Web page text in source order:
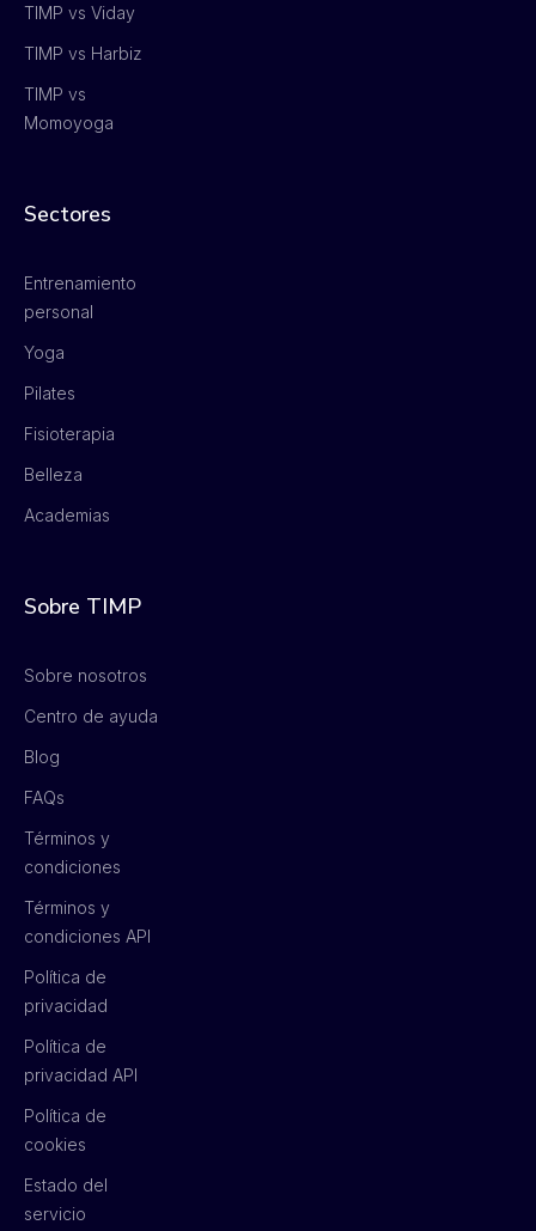
TIMP vs Viday
TIMP vs Harbiz
TIMP vs
Momoyoga
Sectores
Entrenamiento
personal
Yoga
Pilates
Fisioterapia
Belleza
Academias
Sobre TIMP
Sobre nosotros
Centro de ayuda
Blog
FAQs
Términos y
condiciones
Términos y
condiciones API
Política de
privacidad
Política de
privacidad API
Política de
cookies
Estado del
servicio